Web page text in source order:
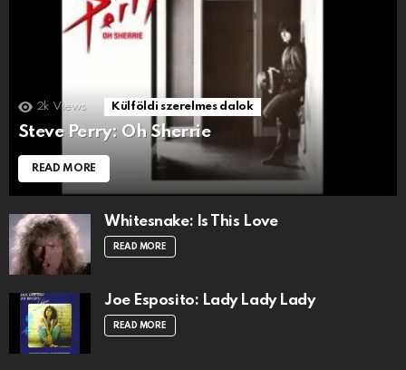
2k Views Külföldi szerelmes dalok
Steve Perry: Oh Sherrie
READ MORE
Whitesnake: Is This Love
READ MORE
Joe Esposito: Lady Lady Lady
READ MORE